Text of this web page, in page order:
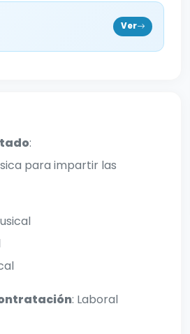
Ver
:
para impartir las
: Laboral